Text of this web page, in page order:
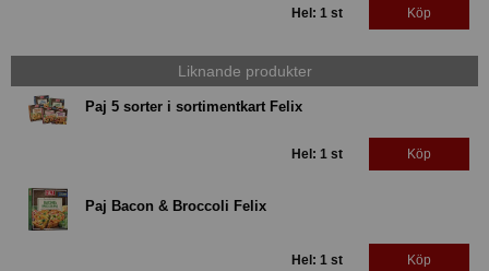
Hel: 1 st Köp
Liknande produkter
Paj 5 sorter i sortimentkart Felix
Hel: 1 st Köp
Paj Bacon & Broccoli Felix
Hel: 1 st Köp